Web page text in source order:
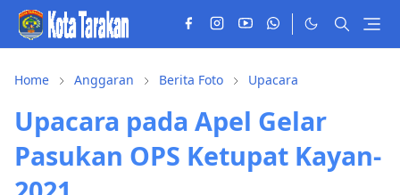
Home Anggaran Berita Foto Upacara
Upacara pada Apel Gelar
Pasukan OPS Ketupat Kayan-